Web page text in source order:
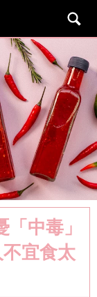
中毒」
宜食太